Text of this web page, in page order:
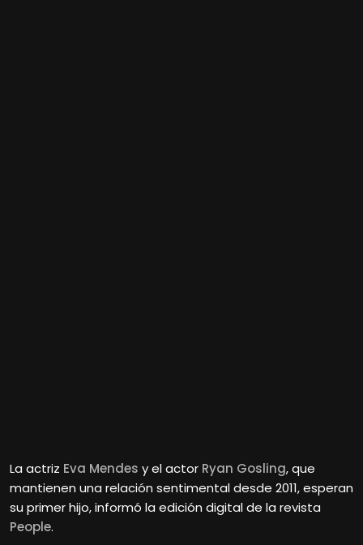
La actriz Eva Mendes y el actor Ryan Gosling, que
mantienen una relación sentimental desde 2011, esperan
su primer hijo, informó la edición digital de la revista
People.